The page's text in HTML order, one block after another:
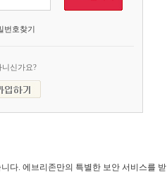
번호찾기
신가요?
다. 에브리존만의 특별한 보안 서비스를 받